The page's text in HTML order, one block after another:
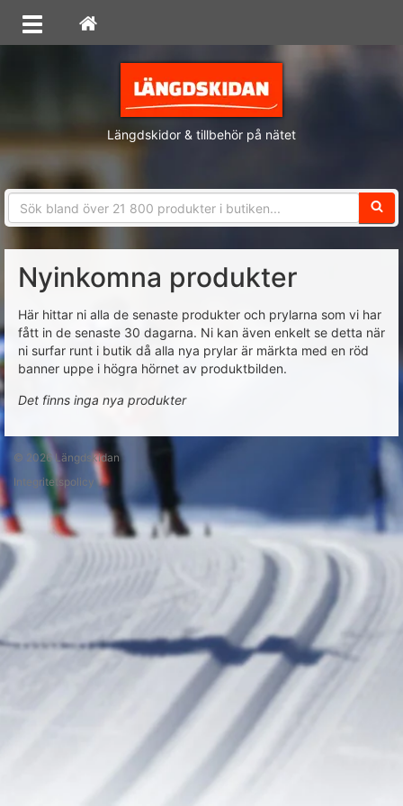
Längdskidor & tillbehör på nätet
Nyinkomna produkter
Här hittar ni alla de senaste produkter och prylarna som vi har
fått in de senaste 30 dagarna. Ni kan även enkelt se detta när
ni surfar runt i butik då alla nya prylar är märkta med en röd
banner uppe i högra hörnet av produktbilden.
Det finns inga nya produkter
© 2026Längdskidan
Integritetspolicy